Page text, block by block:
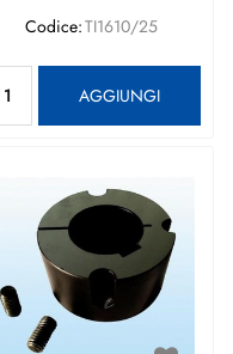
Codice:TI1610/25
AGGIUNGI